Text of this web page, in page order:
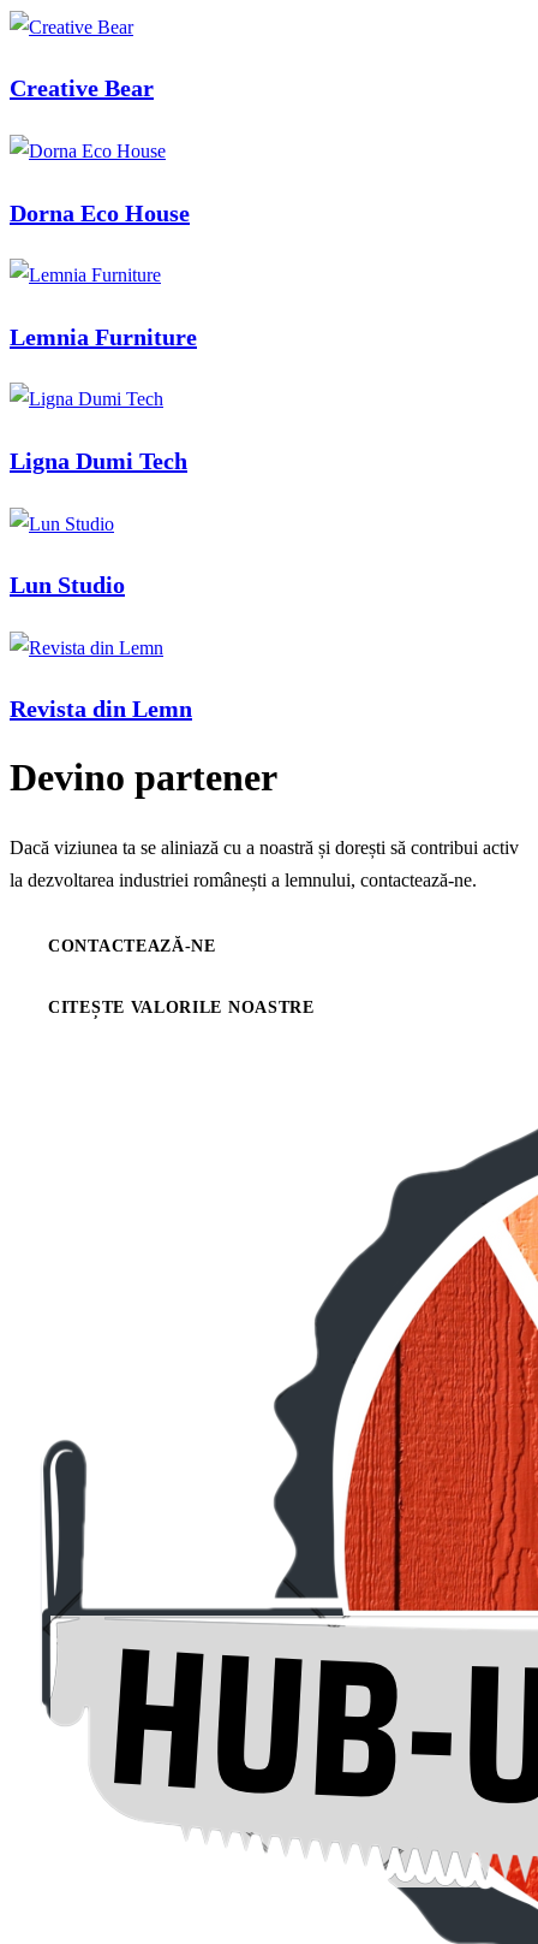
Creative Bear
Dorna Eco House
Lemnia Furniture
Ligna Dumi Tech
Lun Studio
Revista din Lemn
Devino partener
Dacă viziunea ta se aliniază cu a noastră și dorești să contribui activ
la dezvoltarea industriei românești a lemnului, contactează-ne.
CONTACTEAZĂ-NE
CITEȘTE VALORILE NOASTRE